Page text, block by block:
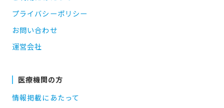
プライバシーポリシー
お問い合わせ
運営会社
医療機関の方
情報掲載にあたって